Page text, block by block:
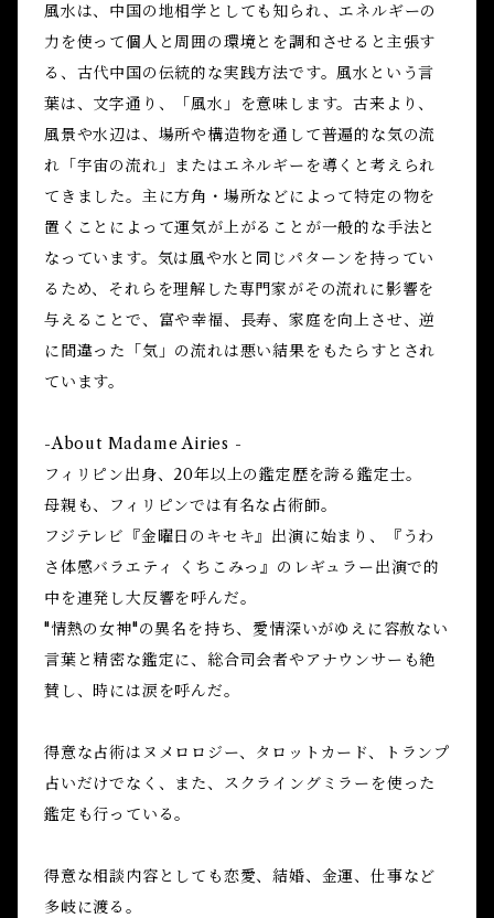
風水は、中国の地相学としても知られ、エネルギーの
力を使って個人と周囲の環境とを調和させると主張す
る、古代中国の伝統的な実践方法です。風水という言
葉は、文字通り、「風水」を意味します。古来より、
風景や水辺は、場所や構造物を通して普遍的な気の流
れ「宇宙の流れ」またはエネルギーを導くと考えられ
てきました。主に方角・場所などによって特定の物を
置くことによって運気が上がることが一般的な手法と
なっています。気は風や水と同じパターンを持ってい
るため、それらを理解した専門家がその流れに影響を
与えることで、富や幸福、長寿、家庭を向上させ、逆
に間違った「気」の流れは悪い結果をもたらすとされ
ています。
-About Madame Airies -
フィリピン出身、20年以上の鑑定歴を誇る鑑定士。
母親も、フィリピンでは有名な占術師。
フジテレビ『金曜日のキセキ』出演に始まり、『うわ
さ体感バラエティ くちこみっ』のレギュラー出演で的
中を連発し大反響を呼んだ。
"情熱の女神"の異名を持ち、愛情深いがゆえに容赦ない
言葉と精密な鑑定に、総合司会者やアナウンサーも絶
賛し、時には涙を呼んだ。
得意な占術はヌメロロジー、タロットカード、トランプ
占いだけでなく、また、スクライングミラーを使った
鑑定も行っている。
得意な相談内容としても恋愛、結婚、金運、仕事など
多岐に渡る。